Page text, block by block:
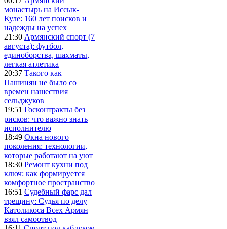
монастырь на Иссык-
Куле: 160 лет поисков и
надежды на успех
21:30 Армянский спорт (7
августа): футбол,
единоборства, шахматы,
легкая атлетика
20:37 Такого как
Пашинян не было со
времен нашествия
сельджуков
19:51 Госконтракты без
рисков: что важно знать
исполнителю
18:49 Окна нового
поколения: технологии,
которые работают на уют
18:30 Ремонт кухни под
ключ: как формируется
комфортное пространство
16:51 Судебный фарс дал
трещину: Судья по делу
Католикоса Всех Армян
взял самоотвод